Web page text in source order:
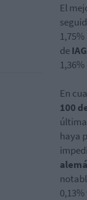
El
deIAG
En
100
haya